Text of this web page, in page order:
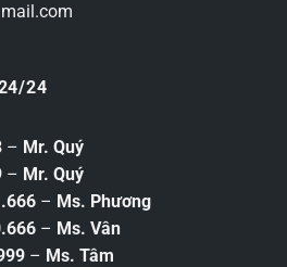
24
– Mr. Quý
– Mr. Quý
– Ms. Phương
– Ms. Vân
– Ms. Tâm